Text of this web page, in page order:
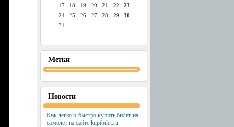
17
18 19 20 21 22
23
24
25 26 27 28 29
30
31
Метки
Новости
Как легко и быстро купить билет на
самолет на сайте kupibilet.ru